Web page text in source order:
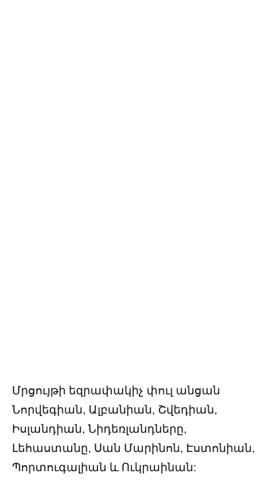
Մրցույթի եզրափակիչ փուլ անցան
Նորվեգիան, Ալբանիան, Շվեդիան,
Իսլանդիան, Նիդեռլանդները,
Լեհաստանը, Սան Մարինոն, Էստոնիան,
Պորտուգալիան և Ուկրաինան: